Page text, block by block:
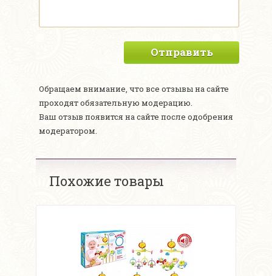
Отправить
Обращаем внимание, что все отзывы на сайте
проходят обязательную модерацию.
Ваш отзыв появится на сайте после одобрения
модератором.
Похожие товары